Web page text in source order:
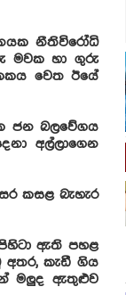
නීතිවිරෝධි
මවක හා ගුරු
වෙත ඊයේ
ජන බලවේගය
අල්ලාගෙන
කසළ බැහැර
ඇති පහළ
අතර, කැඩී ගිය
මලුද ඇතුළුව